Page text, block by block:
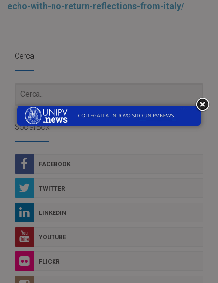
echo-with-no-return-reflections-from-italy/
Cerca
Social Box
FACEBOOK
TWITTER
LINKEDIN
YOUTUBE
FLICKR